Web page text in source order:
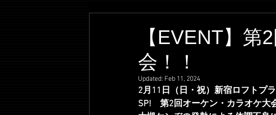
【EVENT】
会！！
Updated: Feb 11, 2024
2月11日（日・祝）新宿ロフトプ
SP!　第2回オーケン・カラオケ大